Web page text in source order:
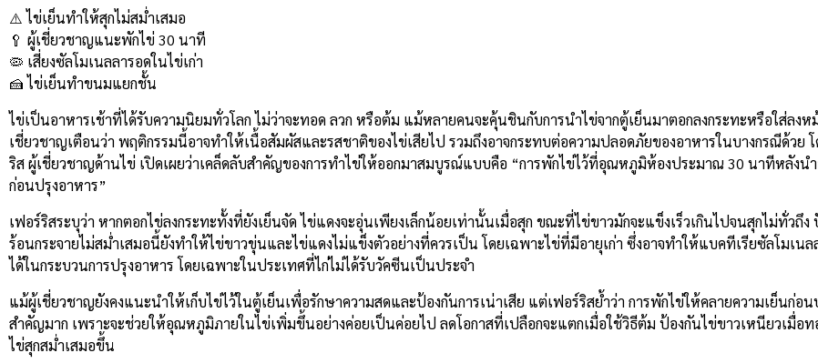
⚠️ ไข่เย็นทำให้สุกไม่สม่ำเสมอ
🥄 ผู้เชี่ยวชาญแนะพักไข่ 30 นาที
🦠 เสี่ยงซัลโมเนลลารอดในไข่เก่า
🍰 ไข่เย็นทำขนมแยกชั้น
ไข่เป็นอาหารเช้าที่ได้รับความนิยมทั่วโลก ไม่ว่าจะทอด ลวก หรือต้ม แม้หลายคนจะคุ้นชินกับการนำไข่จากตู้เย็นมาตอกลงกระทะหรือใส่ลง
เชี่ยวชาญเตือนว่า พฤติกรรมนี้อาจทำให้เนื้อสัมผัสและรสชาติของไข่เสียไป รวมถึงอาจกระทบต่อความปลอดภัยของอาหารในบางกรณีด้วย
ริส ผู้เชี่ยวชาญด้านไข่ เปิดเผยว่าเคล็ดลับสำคัญของการทำไข่ให้ออกมาสมบูรณ์แบบคือ “การพักไข่ไว้ที่อุณหภูมิห้องประมาณ 30 นาทีหลังนำ
ก่อนปรุงอาหาร”
เฟอร์ริสระบุว่า หากตอกไข่ลงกระทะทั้งที่ยังเย็นจัด ไข่แดงจะอุ่นเพียงเล็กน้อยเท่านั้นเมื่อสุก ขณะที่ไข่ขาวมักจะแข็งเร็วเกินไปจนสุกไม่ทั่วถึ
ร้อนกระจายไม่สม่ำเสมอนี้ยังทำให้ไข่ขาวขุ่นและไข่แดงไม่แข็งตัวอย่างที่ควรเป็น โดยเฉพาะไข่ที่มีอายุเก่า ซึ่งอาจทำให้แบคทีเรียซัลโมเนล
ได้ในกระบวนการปรุงอาหาร โดยเฉพาะในประเทศที่ไก่ไม่ได้รับวัคซีนเป็นประจำ
แม้ผู้เชี่ยวชาญยังคงแนะนำให้เก็บไข่ไว้ในตู้เย็นเพื่อรักษาความสดและป้องกันการเน่าเสีย แต่เฟอร์ริสย้ำว่า การพักไข่ให้คลายความเย็นก่อ
สำคัญมาก เพราะจะช่วยให้อุณหภูมิภายในไข่เพิ่มขึ้นอย่างค่อยเป็นค่อยไป ลดโอกาสที่เปลือกจะแตกเมื่อใช้วิธีต้ม ป้องกันไข่ขาวเหนียวเมื่อ
ไข่สุกสม่ำเสมอขึ้น